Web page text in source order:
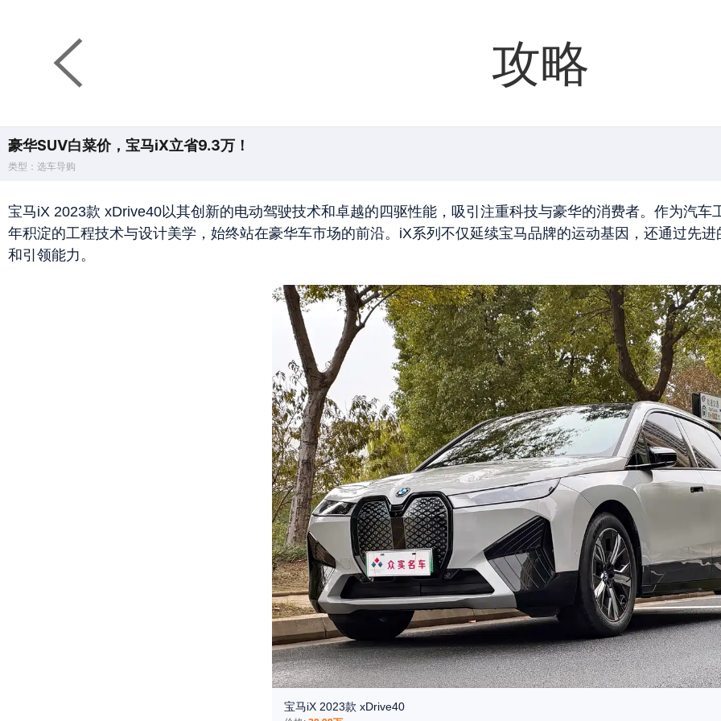
攻略
豪华SUV白菜价，宝马iX立省9.3万！
类型：选车导购
宝马iX 2023款 xDrive40以其创新的电动驾驶技术和卓越的四驱性能，吸引注重科技与豪华的消费者。作为汽
年积淀的工程技术与设计美学，始终站在豪华车市场的前沿。iX系列不仅延续宝马品牌的运动基因，还通过先
和引领能力。
宝马iX 2023款 xDrive40